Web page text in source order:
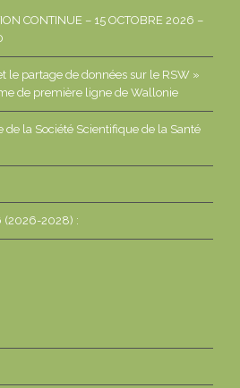
CONTINUE – 15 OCTOBRE 2026 –
le partage de données sur le RSW »
de première ligne de Wallonie
de la Société Scientifique de la Santé
(2026-2028) :